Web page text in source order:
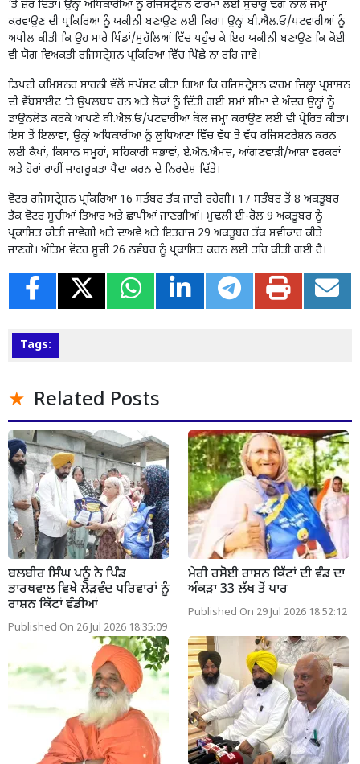
‘ਤੇ ਜ਼ੋਰ ਦਿੱਤਾ। ਉਨ੍ਹਾਂ ਅਧਿਕਾਰੀਆਂ ਨੂੰ ਰਜਿਸਟ੍ਰੇਸ਼ਨ ਫਾਰਮਾਂ ਲਈ ਸੁਚਾਰੂ ਢੰਗ ਨਾਲ ਜਮ੍ਹਾਂ
ਕਰਵਾਉਣ ਦੀ ਪ੍ਰਕਿਰਿਆ ਨੂੰ ਯਕੀਨੀ ਬਣਾਉਣ ਲਈ ਕਿਹਾ। ਉਨ੍ਹਾਂ ਬੀ.ਐਲ.ਓ/ਪਟਵਾਰੀਆਂ ਨੂੰ
ਅਪੀਲ ਕੀਤੀ ਕਿ ਉਹ ਸਾਰੇ ਪਿੰਡਾਂ/ਮੁਹੱਲਿਆਂ ਵਿੱਚ ਪਹੁੰਚ ਕੇ ਇਹ ਯਕੀਨੀ ਬਣਾਉਣ ਕਿ ਕੋਈ
ਵੀ ਯੋਗ ਵਿਅਕਤੀ ਰਜਿਸਟ੍ਰੇਸ਼ਨ ਪ੍ਰਕਿਰਿਆ ਵਿੱਚ ਪਿੱਛੇ ਨਾ ਰਹਿ ਜਾਵੇ।
ਡਿਪਟੀ ਕਮਿਸ਼ਨਰ ਸਾਹਨੀ ਵੱਲੋਂ ਸਪੱਸ਼ਟ ਕੀਤਾ ਗਿਆ ਕਿ ਰਜਿਸਟ੍ਰੇਸ਼ਨ ਫਾਰਮ ਜ਼ਿਲ੍ਹਾ ਪ੍ਰਸ਼ਾਸਨ
ਦੀ ਵੈੱਬਸਾਈਟ ‘ਤੇ ਉਪਲਬਧ ਹਨ ਅਤੇ ਲੋਕਾਂ ਨੂੰ ਦਿੱਤੀ ਗਈ ਸਮਾਂ ਸੀਮਾ ਦੇ ਅੰਦਰ ਉਨ੍ਹਾਂ ਨੂੰ
ਡਾਊਨਲੋਡ ਕਰਕੇ ਆਪਣੇ ਬੀ.ਐਲ.ਓ/ਪਟਵਾਰੀਆਂ ਕੋਲ ਜਮ੍ਹਾਂ ਕਰਾਉਣ ਲਈ ਵੀ ਪ੍ਰੇਰਿਤ ਕੀਤਾ।
ਇਸ ਤੋਂ ਇਲਾਵਾ, ਉਨ੍ਹਾਂ ਅਧਿਕਾਰੀਆਂ ਨੂੰ ਲੁਧਿਆਣਾ ਵਿੱਚ ਵੱਧ ਤੋਂ ਵੱਧ ਰਜਿਸਟਰੇਸ਼ਨ ਕਰਨ
ਲਈ ਕੈਂਪਾਂ, ਕਿਸਾਨ ਸਮੂਹਾਂ, ਸਹਿਕਾਰੀ ਸਭਾਵਾਂ, ਏ.ਐਨ.ਐਮਜ਼, ਆਂਗਣਵਾੜੀ/ਆਸ਼ਾ ਵਰਕਰਾਂ
ਅਤੇ ਹੋਰਾਂ ਰਾਹੀਂ ਜਾਗਰੂਕਤਾ ਪੈਦਾ ਕਰਨ ਦੇ ਨਿਰਦੇਸ਼ ਦਿੱਤੇ।
ਵੋਟਰ ਰਜਿਸਟ੍ਰੇਸ਼ਨ ਪ੍ਰਕਿਰਿਆ 16 ਸਤੰਬਰ ਤੱਕ ਜਾਰੀ ਰਹੇਗੀ। 17 ਸਤੰਬਰ ਤੋਂ 8 ਅਕਤੂਬਰ
ਤੱਕ ਵੋਟਰ ਸੂਚੀਆਂ ਤਿਆਰ ਅਤੇ ਛਾਪੀਆਂ ਜਾਣਗੀਆਂ। ਮੁਢਲੀ ਈ-ਰੋਲ 9 ਅਕਤੂਬਰ ਨੂੰ
ਪ੍ਰਕਾਸ਼ਿਤ ਕੀਤੀ ਜਾਵੇਗੀ ਅਤੇ ਦਾਅਵੇ ਅਤੇ ਇਤਰਾਜ਼ 29 ਅਕਤੂਬਰ ਤੱਕ ਸਵੀਕਾਰ ਕੀਤੇ
ਜਾਣਗੇ। ਅੰਤਿਮ ਵੋਟਰ ਸੂਚੀ 26 ਨਵੰਬਰ ਨੂੰ ਪ੍ਰਕਾਸ਼ਿਤ ਕਰਨ ਲਈ ਤਹਿ ਕੀਤੀ ਗਈ ਹੈ।
Tags:
Related Posts
ਬਲਬੀਰ ਸਿੰਘ ਪਨੂੰ ਨੇ ਪਿੰਡ
ਭਾਰਥਵਾਲ ਵਿਖੇ ਲੋੜਵੰਦ ਪਰਿਵਾਰਾਂ ਨੂੰ
ਰਾਸ਼ਨ ਕਿੱਟਾਂ ਵੰਡੀਆਂ
Published On 26 Jul 2026 18:35:09
ਮੇਰੀ ਰਸੋਈ ਰਾਸ਼ਨ ਕਿੱਟਾਂ ਦੀ ਵੰਡ ਦਾ
ਅੰਕੜਾ 33 ਲੱਖ ਤੋਂ ਪਾਰ
Published On 29 Jul 2026 18:52:12